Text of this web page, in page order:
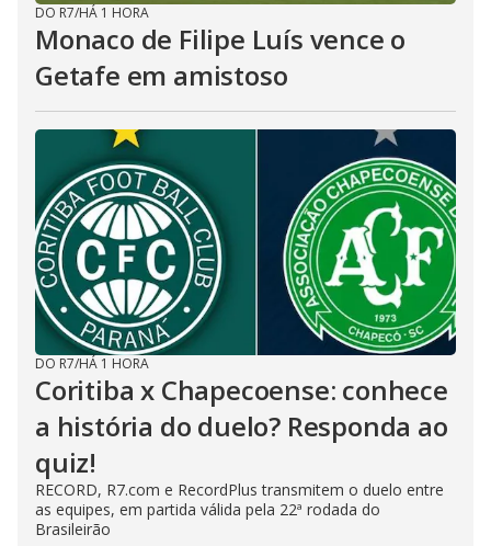
DO R7/HÁ 1 HORA
Monaco de Filipe Luís vence o
Getafe em amistoso
DO R7/HÁ 1 HORA
Coritiba x Chapecoense: conhece
a história do duelo? Responda ao
quiz!
RECORD, R7.com e RecordPlus transmitem o duelo entre
as equipes, em partida válida pela 22ª rodada do
Brasileirão